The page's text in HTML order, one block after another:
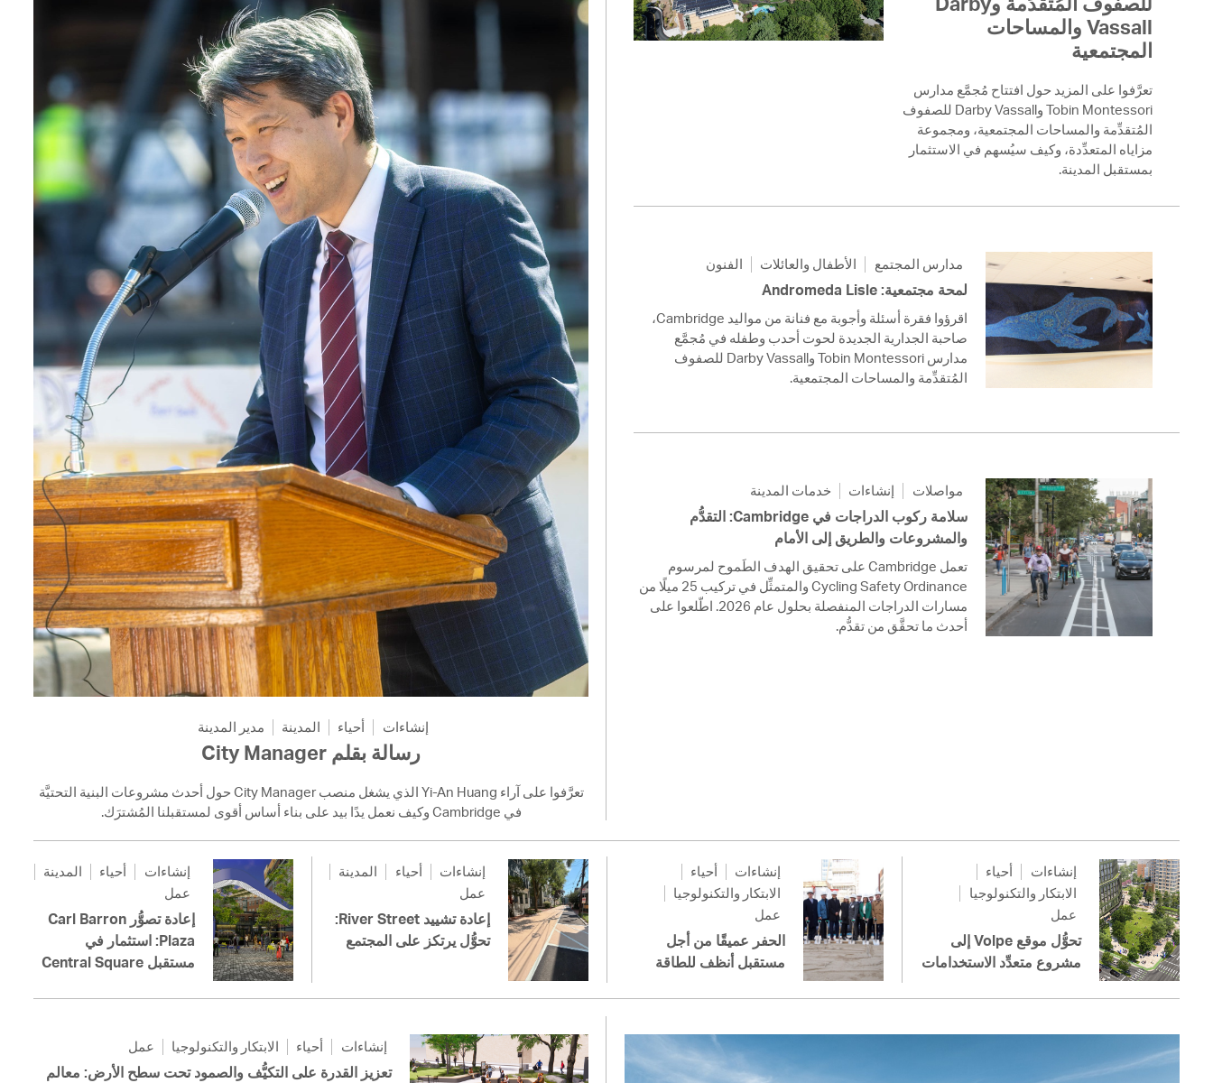
Pay Bills Online
Property Database
Watch City Council
إنشاءات أحياء المدينة مدير المدينة
رسالة بقلم City Manager
تعرَّفوا على آراء Yi-An Huang الذي يشغل منصب City Manager حول أحدث مشروعات البنية التحتيَّة
في Cambridge وكيف نعمل يدًا بيد على بناء أساس أقوى لمستقبلنا المُشترَك.
Vassall والمساحات
المجتمعية
تعرَّفوا على المزيد حول افتتاح مُجمَّع مدارس
Tobin Montessori وDarby Vassall للصفوف
المُتقدِّمة والمساحات المجتمعية، ومجموعة
مزاياه المتعدِّدة، وكيف سيُسهم في الاستثمار
بمستقبل المدينة.
مدارس المجتمع الأطفال والعائلات الفنون
لمحة مجتمعية: Andromeda Lisle
اقرؤوا فقرة أسئلة وأجوبة مع فنانة من مواليد Cambridge،
صاحبة الجدارية الجديدة لحوت أحدب وطفله في مُجمَّع
مدارس Tobin Montessori وDarby Vassall للصفوف
المُتقدِّمة والمساحات المجتمعية.
مواصلات إنشاءات خدمات المدينة
سلامة ركوب الدراجات في Cambridge: التقدُّم
والمشروعات والطريق إلى الأمام
تعمل Cambridge على تحقيق الهدف الطَموح لمرسوم
Cycling Safety Ordinance والمتمثِّل في تركيب 25 ميلًا من
مسارات الدراجات المنفصلة بحلول عام 2026. اطّلعوا على
أحدث ما تحقَّق من تقدُّم.
إنشاءات أحياء
المدينة
عمل
إعادة تصوُّر Carl Barron
Plaza: استثمار في
مستقبل Central Square
إنشاءات أحياء
المدينة
عمل
إعادة تشييد River Street:
تحوُّل يرتكز على المجتمع
إنشاءات
أحياء
الابتكار والتكنولوجيا
عمل
الحفر عميقًا من أجل
مستقبل أنظف للطاقة
إنشاءات
أحياء
الابتكار والتكنولوجيا
عمل
تحوُّل موقع Volpe إلى
مشروع متعدِّد الاستخدامات
إنشاءات أحياء الابتكار والتكنولوجيا عمل
تعزيز القدرة على التكيُّف والصمود تحت سطح الأرض: معالم